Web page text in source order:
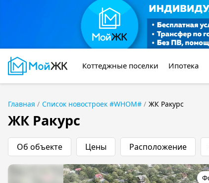
Коттеджные поселки Ипотека
Главная Список новостроек #WHOM# ЖК Ракурс
ЖК Ракурс
Об объекте Цены Расположение